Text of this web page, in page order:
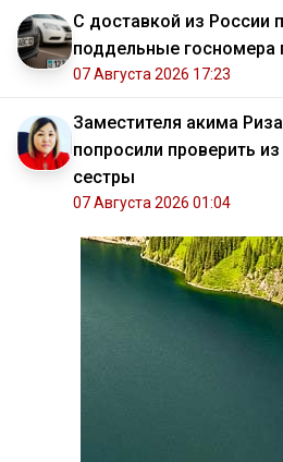
С доставкой из России
поддельные госномера
07 Августа 2026 17:23
Заместителя акима
попросили проверить
сестры
07 Августа 2026 01:04